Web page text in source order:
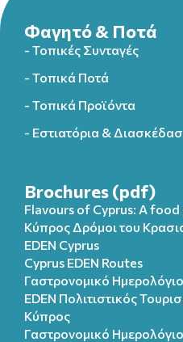
Φαγητό & Ποτά
- Τοπικές Συνταγές
- Τοπικά Ποτά
- Τοπικά Προϊόντα
- Εστιατόρια &
Brochures (pdf)
Flavours of Cyprus: A
Κύπρος Δρόμοι του
EDEN Cyprus
Cyprus EDEN Routes
Γαστρονομικό Ημερολόγιο
EDEN Πολιτιστικός
Κύπρος
Γαστρονομικό